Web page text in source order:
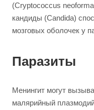
(Cryptococcus
кандиды (Candida)
мозговых оболочек у
Паразиты
Менингит могут
малярийный